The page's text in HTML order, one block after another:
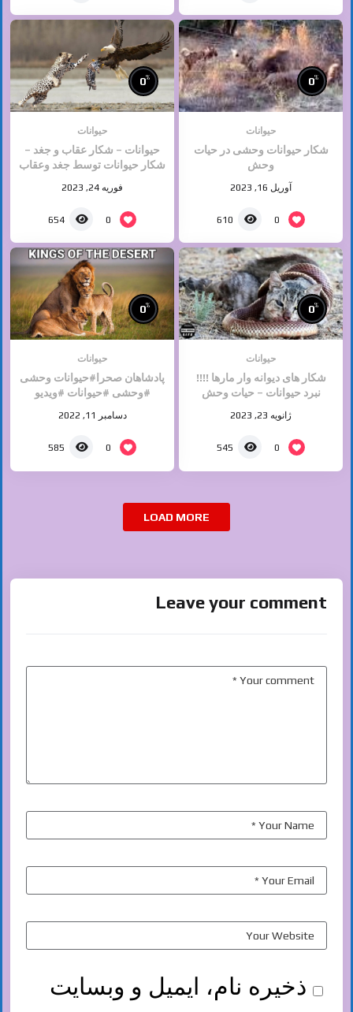
0%
حیوانات
شکار حیوانات وحشی در حیات
وحش
آوریل 16, 2023
0
610
0%
حیوانات
حیوانات – شکار عقاب و جغد –
شکار حیوانات توسط جغد وعقاب
فوریه 24, 2023
0
654
0%
حیوانات
شکار های دیوانه وار مارها !!!!
نبرد حیوانات – حیات وحش
ژانویه 23, 2023
0
545
0%
حیوانات
پادشاهان صحرا#حیوانات وحشی
#وحشی #حیوانات #ویدیو
دسامبر 11, 2022
0
585
LOAD MORE
Leave your comment
ذخیره نام، ایمیل و وبسایت